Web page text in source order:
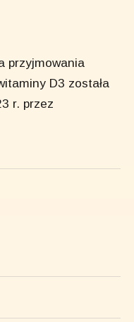
przyjmowania
D3 została
r. przez